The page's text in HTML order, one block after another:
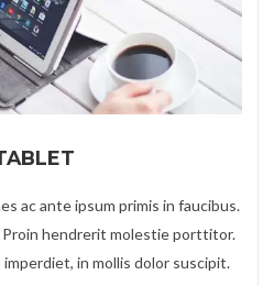
ac ante ipsum primis in faucibus.
Proin hendrerit molestie porttitor.
in mollis dolor suscipit.